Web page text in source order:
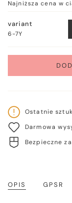
Najniższa cena w
variant
6-7Y
Ostatnie
Darmowa
Bezpieczne
OPIS GPSR